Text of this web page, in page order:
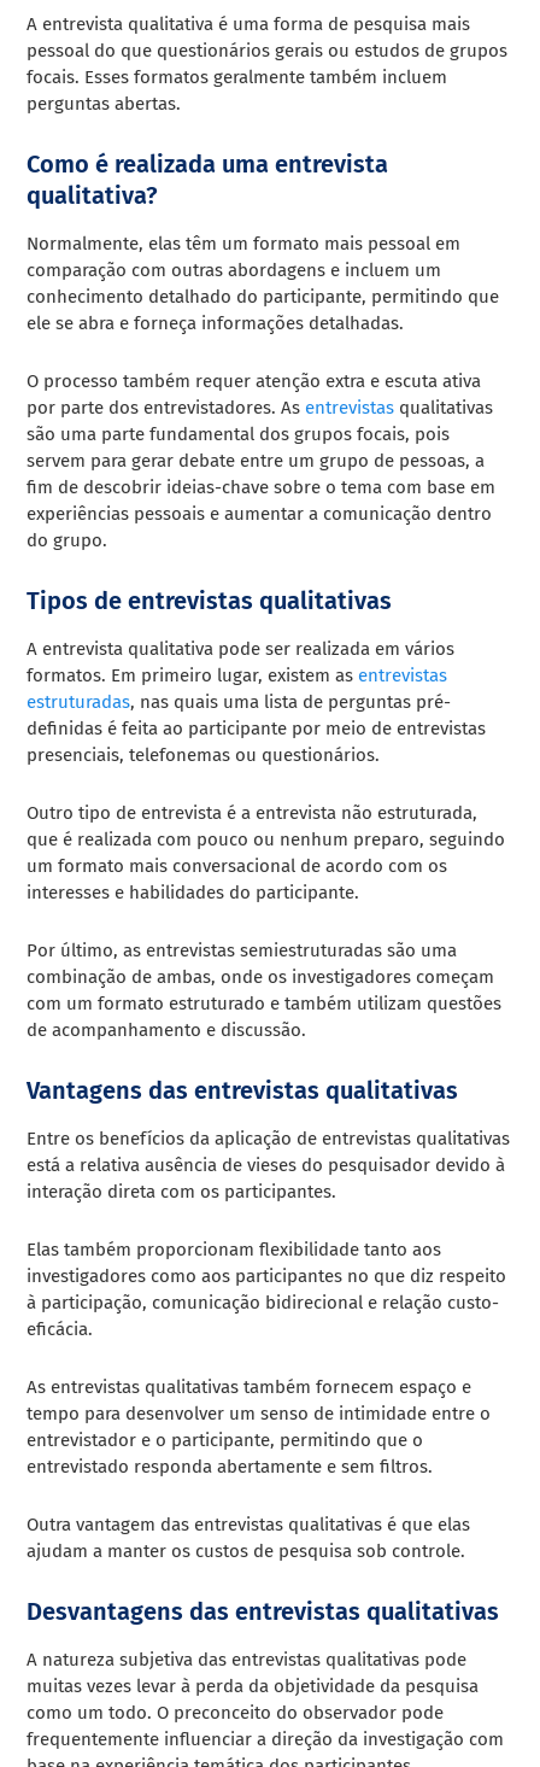
A entrevista qualitativa é uma forma de pesquisa mais
pessoal do que questionários gerais ou estudos de grupos
focais. Esses formatos geralmente também incluem
perguntas abertas.
Como é realizada uma entrevista
qualitativa?
Normalmente, elas têm um formato mais pessoal em
comparação com outras abordagens e incluem um
conhecimento detalhado do participante, permitindo que
ele se abra e forneça informações detalhadas.
O processo também requer atenção extra e escuta ativa
por parte dos entrevistadores. As entrevistas qualitativas
são uma parte fundamental dos grupos focais, pois
servem para gerar debate entre um grupo de pessoas, a
fim de descobrir ideias-chave sobre o tema com base em
experiências pessoais e aumentar a comunicação dentro
do grupo.
Tipos de entrevistas qualitativas
A entrevista qualitativa pode ser realizada em vários
formatos. Em primeiro lugar, existem as entrevistas
estruturadas, nas quais uma lista de perguntas pré-
definidas é feita ao participante por meio de entrevistas
presenciais, telefonemas ou questionários.
Outro tipo de entrevista é a entrevista não estruturada,
que é realizada com pouco ou nenhum preparo, seguindo
um formato mais conversacional de acordo com os
interesses e habilidades do participante.
Por último, as entrevistas semiestruturadas são uma
combinação de ambas, onde os investigadores começam
com um formato estruturado e também utilizam questões
de acompanhamento e discussão.
Vantagens das entrevistas qualitativas
Entre os benefícios da aplicação de entrevistas qualitativas
está a relativa ausência de vieses do pesquisador devido à
interação direta com os participantes.
Elas também proporcionam flexibilidade tanto aos
investigadores como aos participantes no que diz respeito
à participação, comunicação bidirecional e relação custo-
eficácia.
As entrevistas qualitativas também fornecem espaço e
tempo para desenvolver um senso de intimidade entre o
entrevistador e o participante, permitindo que o
entrevistado responda abertamente e sem filtros.
Outra vantagem das entrevistas qualitativas é que elas
ajudam a manter os custos de pesquisa sob controle.
Desvantagens das entrevistas qualitativas
A natureza subjetiva das entrevistas qualitativas pode
muitas vezes levar à perda da objetividade da pesquisa
como um todo. O preconceito do observador pode
frequentemente influenciar a direção da investigação com